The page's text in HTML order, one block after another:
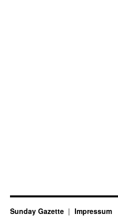
Sunday Gazette Impressum